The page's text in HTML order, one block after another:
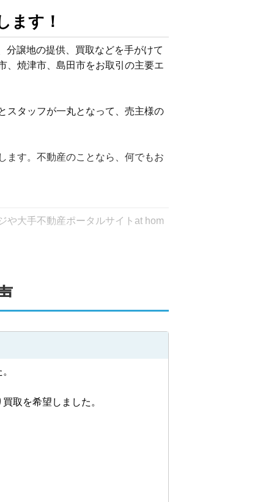
ます！
分譲地の提供、買取などを手がけて
、焼津市、島田市をお取引の主要エ
スタッフが一丸となって、売主様の
ます。不動産のことなら、何でもお
や大手不動産ポータルサイトat hom
ことが多いことも弊社の強みです。
方や周囲に気づかれずに売却した
な場合のご紹介も可能です。
みごとがございましたら、些細な
取を希望しました。